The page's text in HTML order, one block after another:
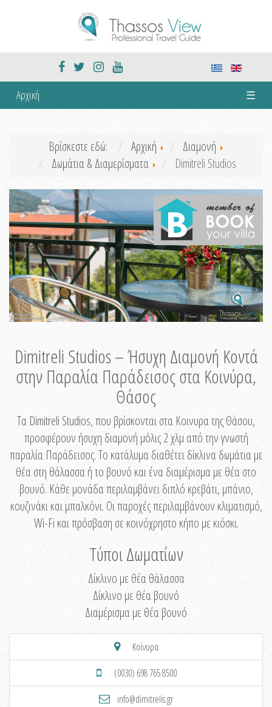
Αρχική ☰
Βρίσκεστε εδώ: Αρχική
Διαμονή
Δωμάτια & Διαμερίσματα
Dimitreli Studios
Dimitreli Studios – Ήσυχη Διαμονή Κοντά
στην Παραλία Παράδεισος στα Κοινύρα,
Θάσος
Τα Dimitreli Studios, που βρίσκονται στα Κοινυρα της Θάσου,
προσφέρουν ήσυχη διαμονή μόλις 2 χλμ από την γνωστή
παραλία Παράδεισος. Το κατάλυμα διαθέτει δίκλινα δωμάτια με
θέα στη θάλασσα ή το βουνό και ένα διαμέρισμα με θέα στο
βουνό. Κάθε μονάδα περιλαμβάνει διπλό κρεβάτι, μπάνιο,
κουζινάκι και μπαλκόνι. Οι παροχές περιλαμβάνουν κλιματισμό,
Wi-Fi και πρόσβαση σε κοινόχρηστο κήπο με κιόσκι.
Τύποι Δωματίων
Δίκλινο με θέα θάλασσα
Δίκλινο με θέα βουνό
Διαμέρισμα με θέα βουνό
Κοίνυρα
(0030) 698 765 8500
info@dimitrelis.gr